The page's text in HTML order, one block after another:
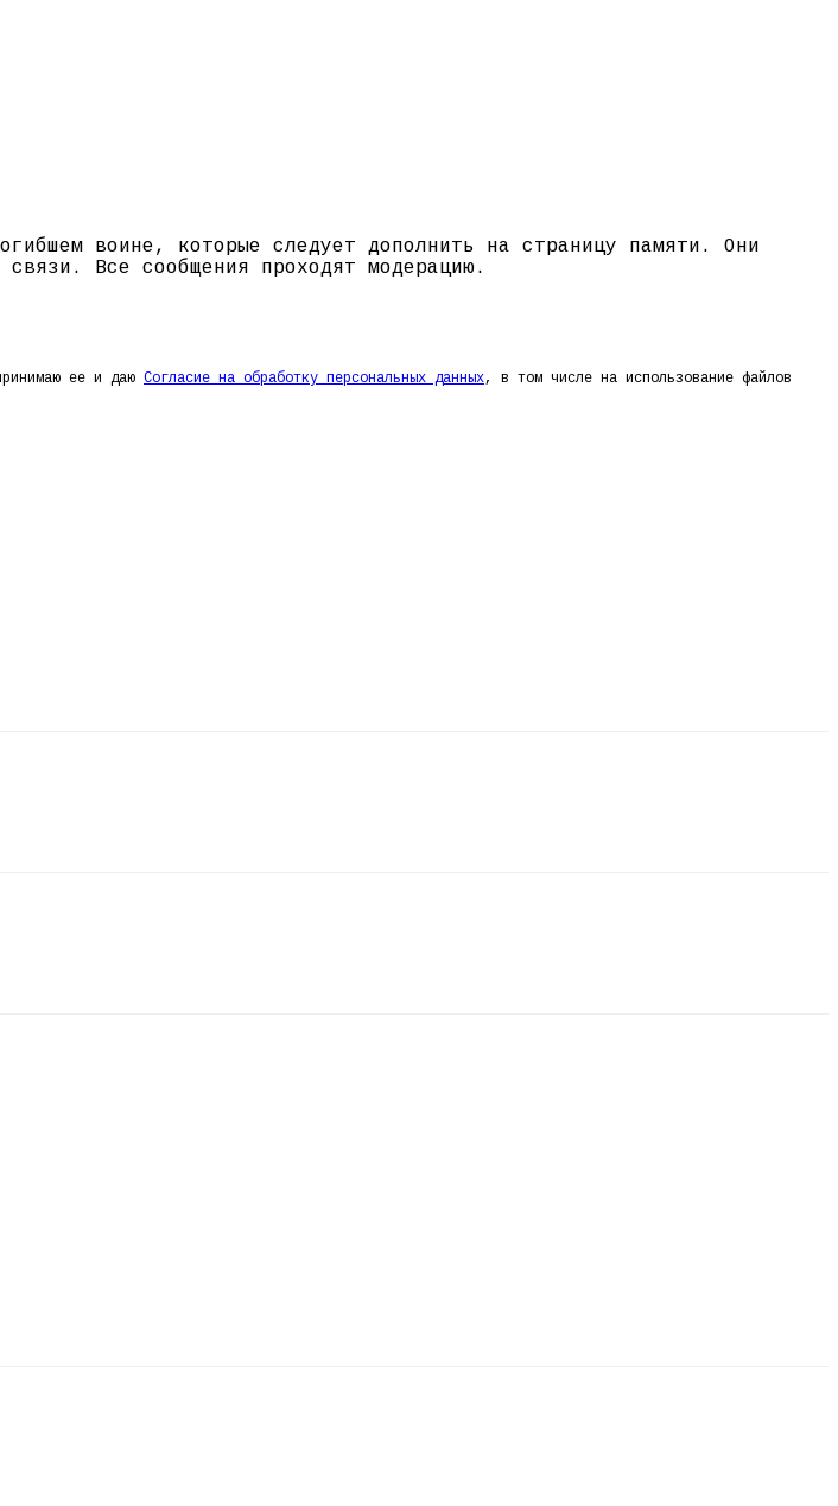
воине, которые следует дополнить на страницу памяти. Они
Все сообщения проходят модерацию.
ее и даю Согласие на обработку персональных данных, в том числе на использование файлов